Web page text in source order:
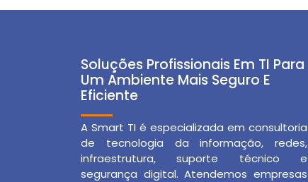
Soluções Profissionais Em TI Para
Um Ambiente Mais Seguro E
Eficiente
A Smart TI é especializada em consultoria
de tecnologia da informação, redes,
infraestrutura, suporte técnico e
segurança digital. Atendemos empresas